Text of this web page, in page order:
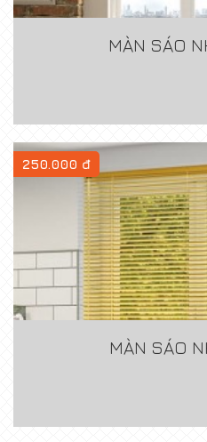
MÀN SÁO
250.000 đ
MÀN SÁO